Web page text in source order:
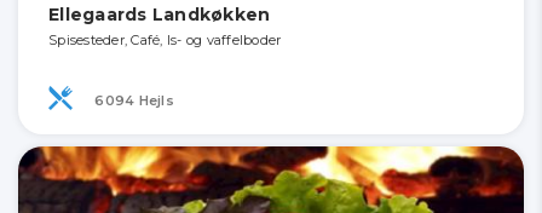
Ellegaards Landkøkken
Spisesteder, Café, Is- og vaffelboder
6094 Hejls